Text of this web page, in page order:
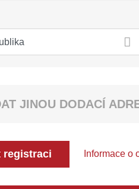
JINOU DODACÍ
registraci Informace o